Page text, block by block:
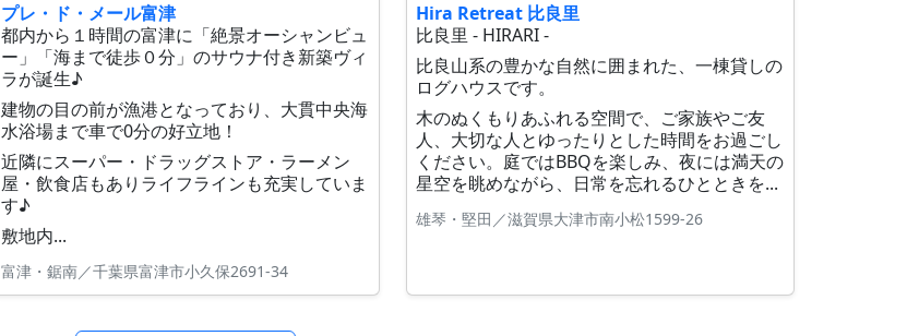
プレ・ド・メール富津
都内から１時間の富津に「絶景オーシャンビュ
ー」「海まで徒歩０分」のサウナ付き新築ヴィ
ラが誕生♪
建物の目の前が漁港となっており、大貫中央海
水浴場まで車で0分の好立地！
近隣にスーパー・ドラッグストア・ラーメン
屋・飲食店もありライフラインも充実していま
す♪
敷地内...
富津・鋸南／千葉県富津市小久保2691-34
Hira Retreat 比良里
比良里 - HIRARI -
比良山系の豊かな自然に囲まれた、一棟貸しの
ログハウスです。
木のぬくもりあふれる空間で、ご家族やご友
人、大切な人とゆったりとした時間をお過ごし
ください。庭ではBBQを楽しみ、夜には満天の
星空を眺めながら、日常を忘れるひとときを...
雄琴・堅田／滋賀県大津市南小松1599-26